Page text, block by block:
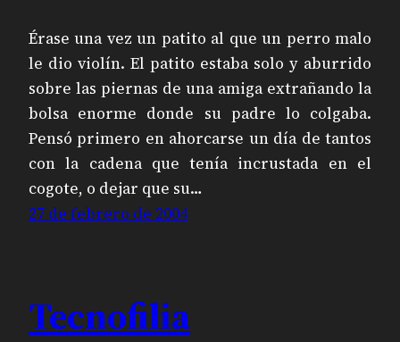
Érase una vez un patito al que un perro malo
le dio violín. El patito estaba solo y aburrido
sobre las piernas de una amiga extrañando la
bolsa enorme donde su padre lo colgaba.
Pensó primero en ahorcarse un día de tantos
con la cadena que tenía incrustada en el
cogote, o dejar que su…
27 de febrero de 2004
Tecnofilia